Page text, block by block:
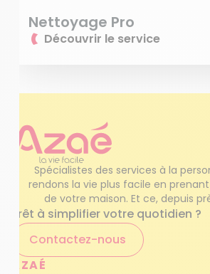
Nettoyage Pro
Découvrir le service
Spécialistes des services à la
rendons la vie plus facile en
de votre maison. Et ce, depuis
Prêt à simplifier votre quotidien ?
Contactez-nous
AZAÉ